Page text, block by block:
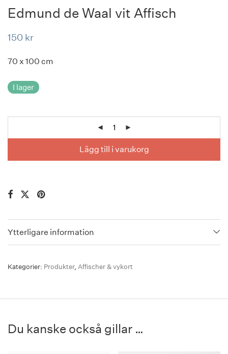
Edmund de Waal vit Affisch
150 kr
70 x 100 cm
I lager
Lägg till i varukorg
Ytterligare information
Kategorier: Produkter, Affischer & vykort
Du kanske också gillar …